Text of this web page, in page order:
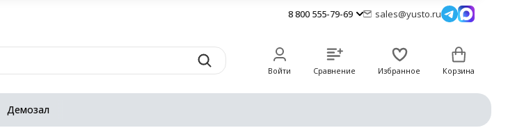
8 800 555-79-69 sales@yusto.ru
Войти Сравнение Избранное Корзина
Демозал